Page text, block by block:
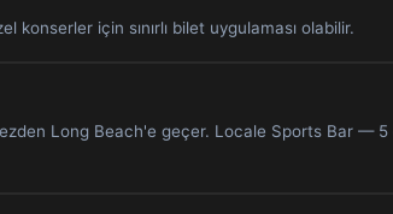
konserler için sınırlı bilet uygulaması olabilir.
Long Beach'e geçer. Locale Sports Bar —